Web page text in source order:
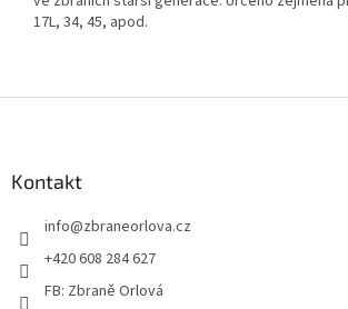
17L, 34, 45, apod.
Kontakt
info@zbraneorlova.cz
+420 608 284 627
FB: Zbraně Orlová